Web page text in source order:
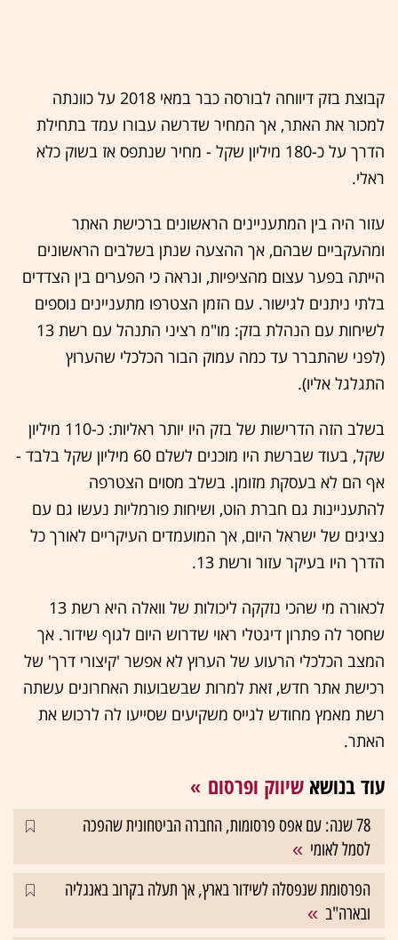
קבוצת בזק דיווחה לבורסה כבר במאי 2018 על כוונתה
למכור את האתר, אך המחיר שדרשה עבורו עמד בתחילת
הדרך על כ-180 מיליון שקל - מחיר שנתפס אז בשוק כלא
ראלי.
עזור היה בין המתעניינים הראשונים ברכישת האתר
ומהעקביים שבהם, אך ההצעה שנתן בשלבים הראשונים
הייתה בפער עצום מהציפיות, ונראה כי הפערים בין הצדדים
בלתי ניתנים לגישור. עם הזמן הצטרפו מתעניינים נוספים
לשיחות עם הנהלת בזק: מו"מ רציני התנהל עם רשת 13
(לפני שהתברר עד כמה עמוק הבור הכלכלי שהערוץ
התגלגל אליו).
בשלב הזה הדרישות של בזק היו יותר ראליות: כ-110 מיליון
שקל, בעוד שברשת היו מוכנים לשלם 60 מיליון שקל בלבד -
אף הם לא בעסקת מזומן. בשלב מסוים הצטרפה
להתעניינות גם חברת הוט, ושיחות פורמליות נעשו גם עם
נציגים של ישראל היום, אך המועמדים העיקריים לאורך כל
הדרך היו בעיקר עזור ורשת 13.
לכאורה מי שהכי נזקקה ליכולות של וואלה היא רשת 13
שחסר לה פתרון דיגטלי ראוי שדרוש היום לגוף שידור. אך
המצב הכלכלי הרעוע של הערוץ לא אפשר 'קיצורי דרך' של
רכישת אתר חדש, זאת למרות שבשבועות האחרונים עשתה
רשת מאמץ מחודש לגייס משקיעים שסייעו לה לרכוש את
האתר.
עוד בנושא שיווק ופרסום
78 שנה: עם אפס פרסומות, החברה הביטחונית שהפכה
לסמל לאומי
הפרסומת שנפסלה לשידור בארץ, אך תעלה בקרוב באנגליה
ובארה"ב